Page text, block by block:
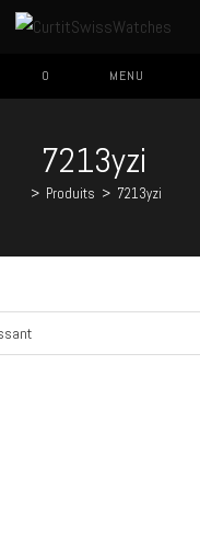
0 MENU
7213yzi
> Produits > 7213yzi